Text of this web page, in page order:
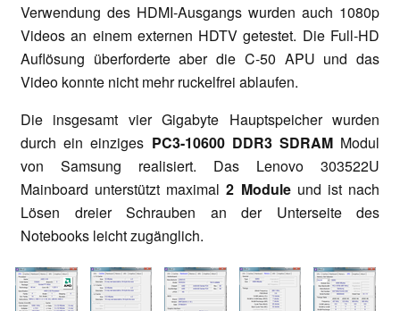
Verwendung des HDMI-Ausgangs wurden auch 1080p
Videos an einem externen HDTV getestet. Die Full-HD
Auflösung überforderte aber die C-50 APU und das
Video konnte nicht mehr ruckelfrei ablaufen.
Die insgesamt vier Gigabyte Hauptspeicher wurden
durch ein einziges PC3-10600 DDR3 SDRAMModul
von Samsung realisiert. Das Lenovo 303522U
Mainboard unterstützt maximal2 Moduleund ist nach
Lösen dreier Schrauben an der Unterseite des
Notebooks leicht zugänglich.